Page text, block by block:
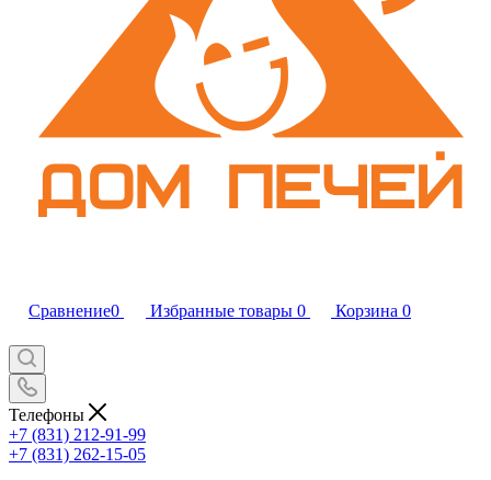
Сравнение0 Избранные товары 0 Корзина 0
Телефоны
+7 (831) 212-91-99
+7 (831) 262-15-05